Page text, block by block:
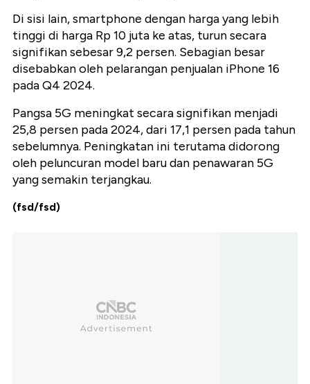
Di sisi lain, smartphone dengan harga yang lebih
tinggi di harga Rp 10 juta ke atas, turun secara
signifikan sebesar 9,2 persen. Sebagian besar
disebabkan oleh pelarangan penjualan iPhone 16
pada Q4 2024.
Pangsa 5G meningkat secara signifikan menjadi
25,8 persen pada 2024, dari 17,1 persen pada tahun
sebelumnya. Peningkatan ini terutama didorong
oleh peluncuran model baru dan penawaran 5G
yang semakin terjangkau.
(fsd/fsd)